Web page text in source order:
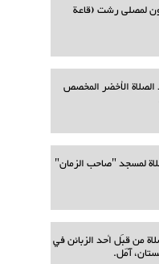
لمصلى رشت (قاعة
الصلاة الأخضر المخصص
لمسجد "صاحب الزمان"
من قِبَل أحد الزبائن في
آمل.